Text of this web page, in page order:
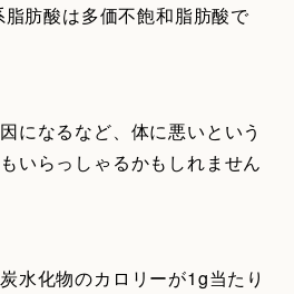
肪酸は多価不飽和脂肪酸で
になるなど、体に悪いという
いらっしゃるかもしれません
水化物のカロリーが1g当たり